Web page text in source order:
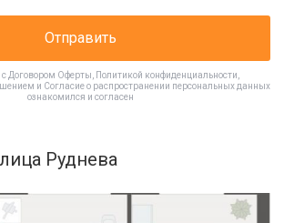
Отправить
с Договором Оферты Политикой конфиденциальности
и Согласие о распространении персональных данных
ознакомился и согласен
Руднева